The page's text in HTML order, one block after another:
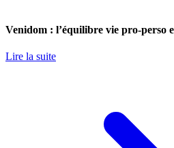
Venidom : l’équilibre vie pro-perso
Lire la suite